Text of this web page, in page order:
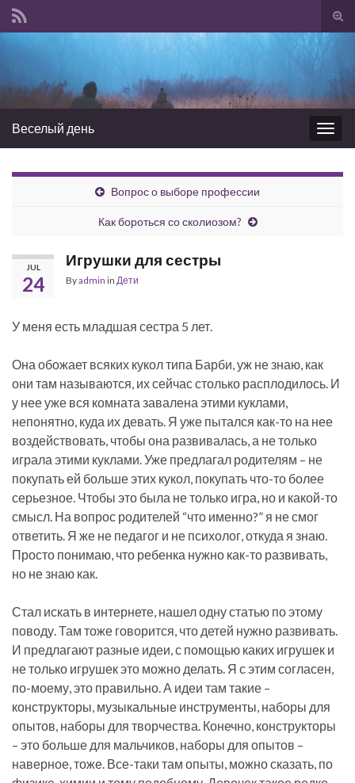
Веселый день
Вопрос о выборе профессии
Как бороться со сколиозом?
JUL
24
Игрушки для сестры
Byadmin in Дети
У меня есть младшая сестра 5 лет.
Она обожает всяких кукол типа Барби, уж не знаю, как
они там называются, их сейчас столько расплодилось. И
у нее уже вся комната завалена этими куклами,
непонятно, куда их девать. Я уже пытался как-то на нее
воздействовать, чтобы она развивалась, а не только
играла этими куклами. Уже предлагал родителям – не
покупать ей больше этих кукол, покупать что-то более
серьезное. Чтобы это была не только игра, но и какой-то
смысл. На вопрос родителей “что именно?” я не смог
ответить. Я же не педагог и не психолог, откуда я знаю.
Просто понимаю, что ребенка нужно как-то развивать,
но не знаю как.
Стал искать в интернете, нашел одну статью по этому
поводу. Там тоже говорится, что детей нужно развивать.
И предлагают разные идеи, с помощью каких игрушек и
не только игрушек это можно делать. Я с этим согласен,
по-моему, это правильно. А идеи там такие –
конструкторы, музыкальные инструменты, наборы для
опытов, наборы для творчества. Конечно, конструкторы
– это больше для мальчиков, наборы для опытов –
наверное, тоже. Все-таки там опыты, можно сказать, по